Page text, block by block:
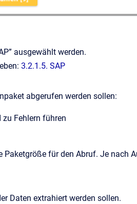
ausgewählt werden.
3.2.1.5. SAP
abgerufen werden sollen:
Fehlern führen
für den Abruf. Je nach
Daten extrahiert werden sollen.